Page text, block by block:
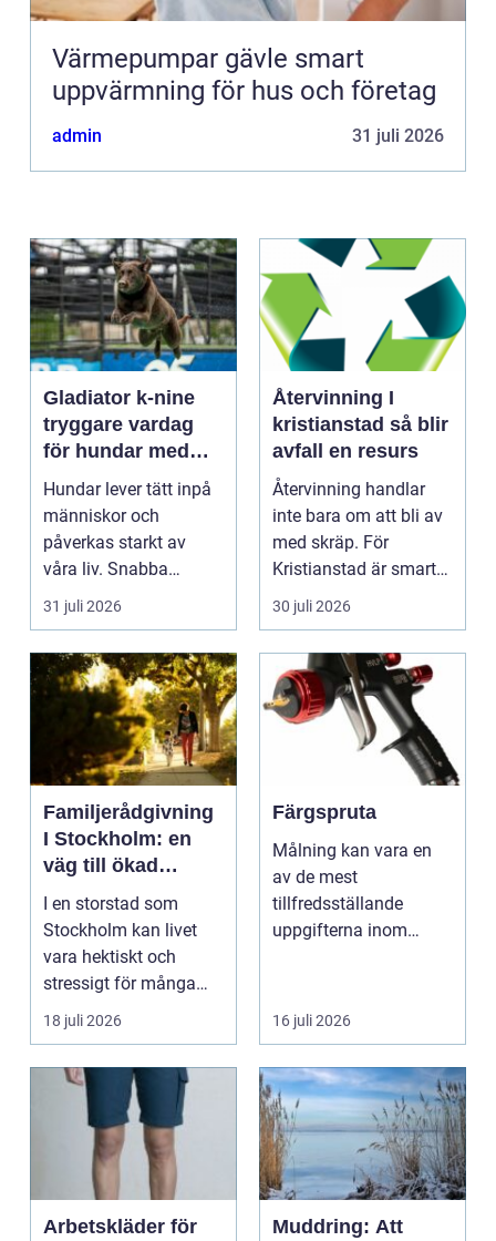
Värmepumpar gävle smart
uppvärmning för hus och företag
admin 31 juli 2026
Gladiator k-nine
tryggare vardag
för hundar med
stress och oro
Hundar lever tätt inpå
människor och
påverkas starkt av
våra liv. Snabba
förändringar, höga ljud,
en...
31 juli 2026
Återvinning I
kristianstad så blir
avfall en resurs
Återvinning handlar
inte bara om att bli av
med skräp. För
Kristianstad är smart
avfallshantering en...
30 juli 2026
Familjerådgivning
I Stockholm: en
väg till ökad
harmoni och
förståelse
I en storstad som
Stockholm kan livet
vara hektiskt och
stressigt för många
familjer. Kon...
18 juli 2026
Färgspruta
Målning kan vara en
av de mest
tillfredsställande
uppgifterna inom
16 juli 2026
Arbetskläder för
Muddring: Att